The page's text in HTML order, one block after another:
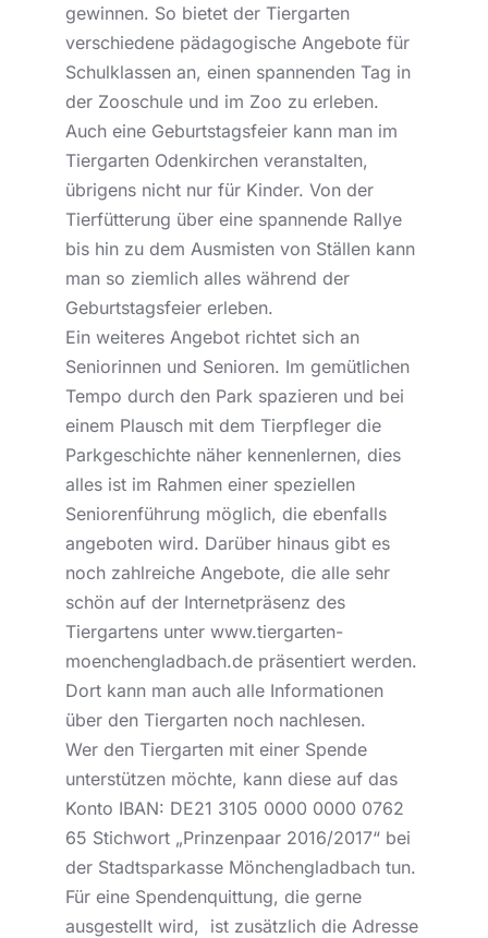
gewinnen. So bietet der Tiergarten
verschiedene pädagogische Angebote für
Schulklassen an, einen spannenden Tag in
der Zooschule und im Zoo zu erleben.
Auch eine Geburtstagsfeier kann man im
Tiergarten Odenkirchen veranstalten,
übrigens nicht nur für Kinder. Von der
Tierfütterung über eine spannende Rallye
bis hin zu dem Ausmisten von Ställen kann
man so ziemlich alles während der
Geburtstagsfeier erleben.
Ein weiteres Angebot richtet sich an
Seniorinnen und Senioren. Im gemütlichen
Tempo durch den Park spazieren und bei
einem Plausch mit dem Tierpfleger die
Parkgeschichte näher kennenlernen, dies
alles ist im Rahmen einer speziellen
Seniorenführung möglich, die ebenfalls
angeboten wird. Darüber hinaus gibt es
noch zahlreiche Angebote, die alle sehr
schön auf der Internetpräsenz des
Tiergartens unter www.tiergarten-
moenchengladbach.de präsentiert werden.
Dort kann man auch alle Informationen
über den Tiergarten noch nachlesen.
Wer den Tiergarten mit einer Spende
unterstützen möchte, kann diese auf das
Konto IBAN: DE21 3105 0000 0000 0762
65 Stichwort „Prinzenpaar 2016/2017“ bei
der Stadtsparkasse Mönchengladbach tun.
Für eine Spendenquittung, die gerne
ausgestellt wird, ist zusätzlich die Adresse